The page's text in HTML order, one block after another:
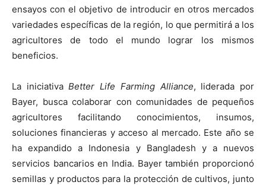
ensayos con el objetivo de introducir en otros mercados
variedades específicas de la región, lo que permitirá a los
agricultores de todo el mundo lograr los mismos
beneficios.
La iniciativaBetter Life Farming Alliance, liderada por
Bayer, busca colaborar con comunidades de pequeños
agricultores facilitando conocimientos, insumos,
soluciones financieras y acceso al mercado. Este año se
ha expandido a Indonesia y Bangladesh y a nuevos
servicios bancarios en India. Bayer también proporcionó
semillas y productos para la protección de cultivos, junto